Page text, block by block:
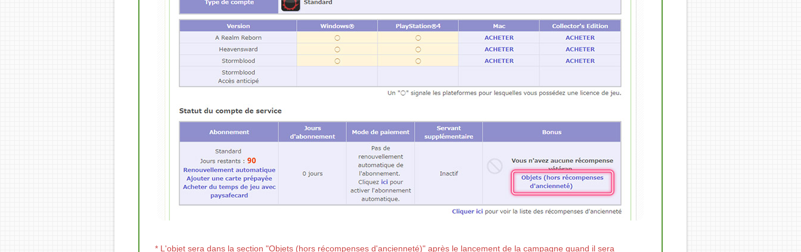
* L'objet sera dans la section "Objets (hors récompenses d'ancienneté)" après le lancement de la campagne quand il sera